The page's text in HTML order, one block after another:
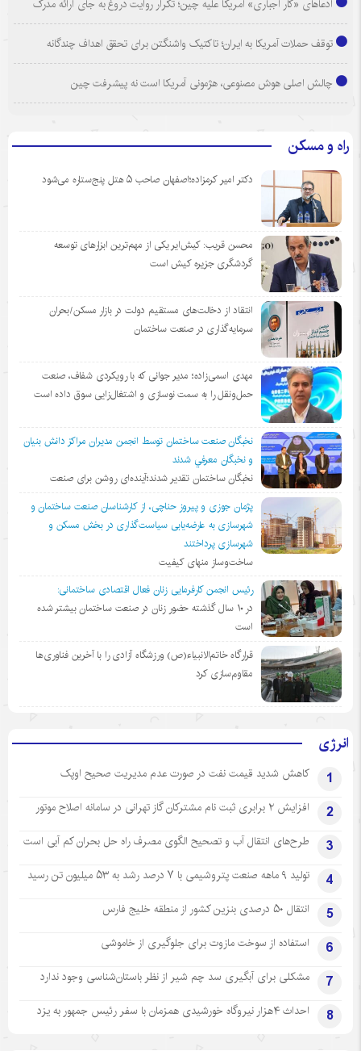
ادعاهای «کار اجباری» آمریکا علیه چین؛ تکرار روایت دروغ به جای ارائه مدرک
توقف حملات آمریکا به ایران؛ تاکتیک واشنگتن برای تحقق اهداف چندگانه
چالش اصلی هوش مصنوعی، هژمونی آمریکا است نه پیشرفت چین
راه و مسکن
دکتر امیر کرمزاده؛اصفهان صاحب ۵ هتل پنج‌ستاره می‌شود
محسن قریب: کیش‌ایر یکی از مهم‌ترین ابزارهای توسعه
گردشگری جزیره کیش است
انتقاد از دخالت‌های مستقیم دولت در بازار مسکن/بحران
سرمایه‌گذاری در صنعت ساختمان
مهدی اسمی‌زاده؛ مدیر جوانی که با رویکردی شفاف، صنعت
حمل‌ونقل را به سمت نوسازی و اشتغال‌زایی سوق داده است
نخبگان صنعت ساختمان توسط انجمن مديران مراكز دانش بنيان
و نخبگان معرفي شدند
نخبگان ساختمان تقدیر شدند؛آینده‌ای روشن برای صنعت
پژمان جوزی و پیروز حناچی، از کارشناسان صنعت ساختمان و
شهرسازی به عارضه‌یابی سیاست‌گذاری در بخش مسکن و
شهرسازی پرداختند
ساخت‌وساز منهای کیفیت
رئیس انجمن کارفرمایی زنان فعال اقتصادی ساختمانی:
در ١٠ سال گذشته حضور زنان در صنعت ساختمان بیشتر شده
است
قرارگاه خاتم‌الانبیاء(ص) ورزشگاه آزادی را با آخرین فناوری‌ها
مقاوم‌سازی کرد
انرژی
1 کاهش شدید قیمت نفت در صورت عدم مدیریت صحیح اوپک
2 افزایش ۲ برابری ثبت نام مشترکان گاز تهرانی‌ در سامانه اصلاح موتور
3 طرح‌های انتقال آب و تصحیح الگوی مصرف راه حل بحران کم آبی است
4 تولید ۹ ماهه صنعت پتروشیمی با ۷ درصد رشد به ۵۳ میلیون تن رسید
5 انتقال ۵۰ درصدی بنزین کشور از منطقه خلیج فارس
6 استفاده از سوخت مازوت برای جلوگیری از خاموشی
7 مشکلی برای آبگیری سد چم شیر از نظر باستان‌شناسی وجود ندارد
8 احداث ۴هزار نیروگاه خورشیدی همزمان با سفر رئیس جمهور به یزد